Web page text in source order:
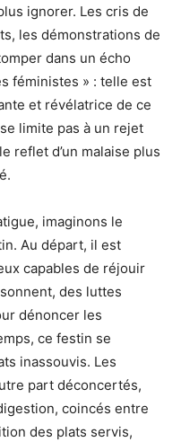
ignorer. Les cris de
les démonstrations de
dans un écho
féministes » : telle est
et révélatrice de ce
limite pas à un rejet
reflet d’un malaise plus
imaginons le
Au départ, il est
capables de réjouir
des luttes
dénoncer les
ce festin se
inassouvis. Les
part déconcertés,
coincés entre
des plats servis,